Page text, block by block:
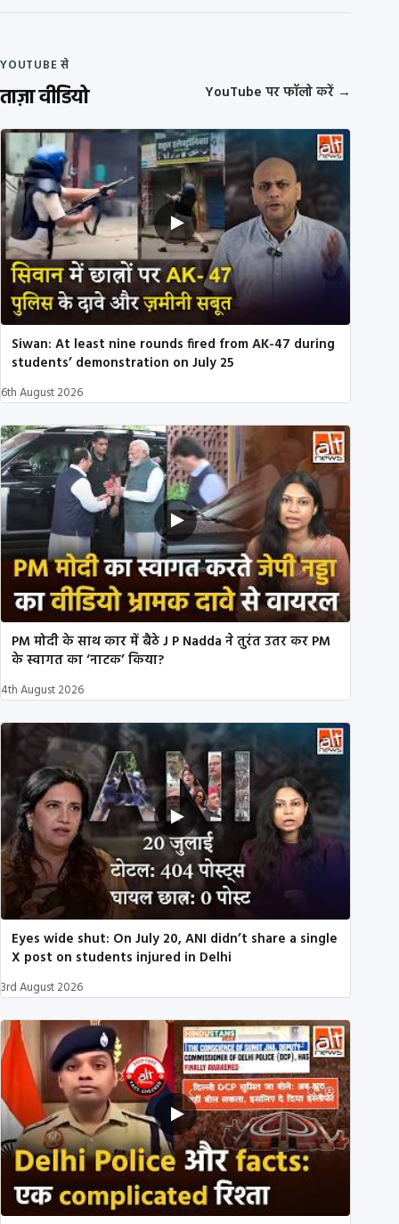
YOUTUBE से
ताज़ा वीडियो YouTube पर फॉलो करें →
Siwan: At least nine rounds fired from AK-47 during
students’ demonstration on July 25
6th August 2026
PM मोदी के साथ कार में बैठे J P Nadda ने तुरंत उतर कर PM
के स्वागत का ‘नाटक’ किया?
4th August 2026
Eyes wide shut: On July 20, ANI didn’t share a single
X post on students injured in Delhi
3rd August 2026